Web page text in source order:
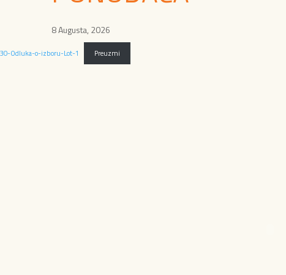
8 Augusta, 2026
30-Odluka-o-izboru-Lot-1 Preuzmi